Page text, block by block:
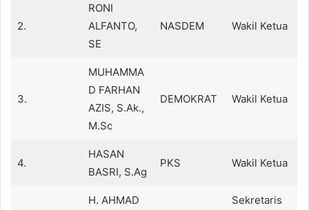
2.
RONI
ALFANTO,
SE
NASDEM Wakil Ketua
3.
MUHAMMA
D FARHAN
AZIS, S.Ak.,
M.Sc
DEMOKRAT Wakil Ketua
4.
HASAN
BASRI, S.Ag
PKS Wakil Ketua
H. AHMAD
Sekretaris